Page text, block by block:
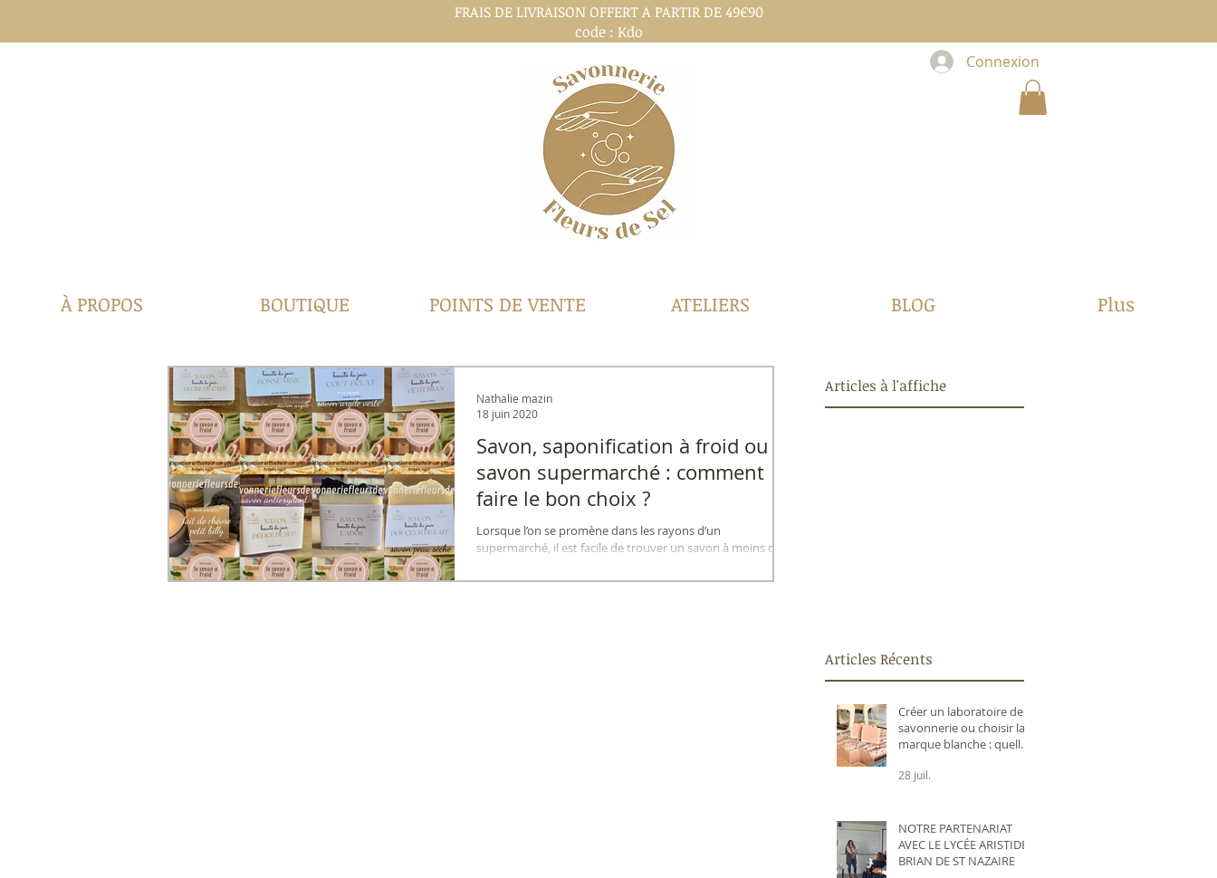
FRAIS DE LIVRAISON OFFERT A PARTIR DE 49€90
code : Kdo
Connexion
À PROPOS BOUTIQUE POINTS DE VENTE ATELIERS BLOG Plus
Savon, saponification à froid ou
savon supermarché : comment
faire le bon choix ?
Lorsque l’on se promène dans les rayons d’un
supermarché, il est facile de trouver un savon à moins de
méthode de la saponification à froid coûte généralement
Nathalie mazin
18 juin 2020
Articles à l'affiche
Articles Récents
Créer un laboratoire de
savonnerie ou choisir la
marque blanche : quelle
pour lancer sa marque ?
28 juil.
NOTRE PARTENARIAT
AVEC LE LYCÉE ARISTIDE
BRIAN DE ST NAZAIRE